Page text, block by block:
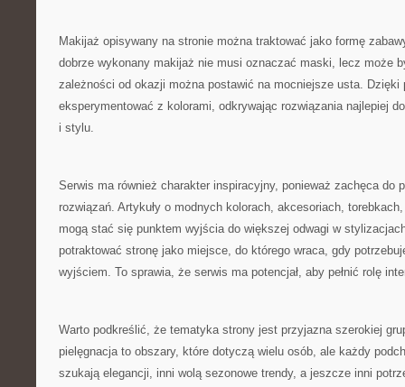
Makijaż opisywany na stronie można traktować jako formę
dobrze wykonany makijaż nie musi oznaczać maski, lecz może
zależności od okazji można postawić na mocniejsze usta. Dzięki
eksperymentować z kolorami, odkrywając rozwiązania najlepiej
i stylu.
Serwis ma również charakter inspiracyjny, ponieważ zachęca do
rozwiązań. Artykuły o modnych kolorach, akcesoriach,
mogą stać się punktem wyjścia do większej odwagi w
potraktować stronę jako miejsce, do którego wraca, gdy
wyjściem. To sprawia, że serwis ma potencjał, aby pełnić rolę
Warto podkreślić, że tematyka strony jest przyjazna szerokiej
pielęgnacja to obszary, które dotyczą wielu osób, ale każdy
szukają elegancji, inni wolą sezonowe trendy, a jeszcze inni